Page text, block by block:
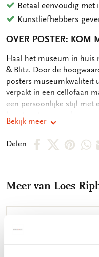
Betaal eenvoudig met
Kunstliefhebbers
OVER POSTER: KOM
OMSCHRIJVING
Haal het museum in huis
& Blitz. Door de
posters museumkwaliteit
verpakt in een cellofaan
een persoonlijke stijl met
posters, neem dan lijsten
bewaren. Afmeting 30 x
gelamineerd
Bekijk meer
Delen
DeelDeelDeel
Meer van Loes